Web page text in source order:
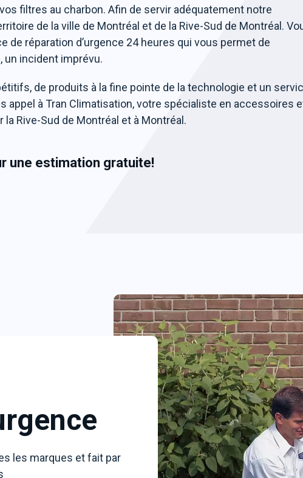
filtres au charbon. Afin de servir adéquatement notre
de la ville de Montréal et de la Rive-Sud de Montréal.
réparation d’urgence 24 heures qui vous permet de
un incident imprévu.
de produits à la fine pointe de la technologie et un
appel à Tran Climatisation, votre spécialiste en accessoires
Rive-Sud de Montréal et à Montréal.
une estimation gratuite!
les marques et fait par